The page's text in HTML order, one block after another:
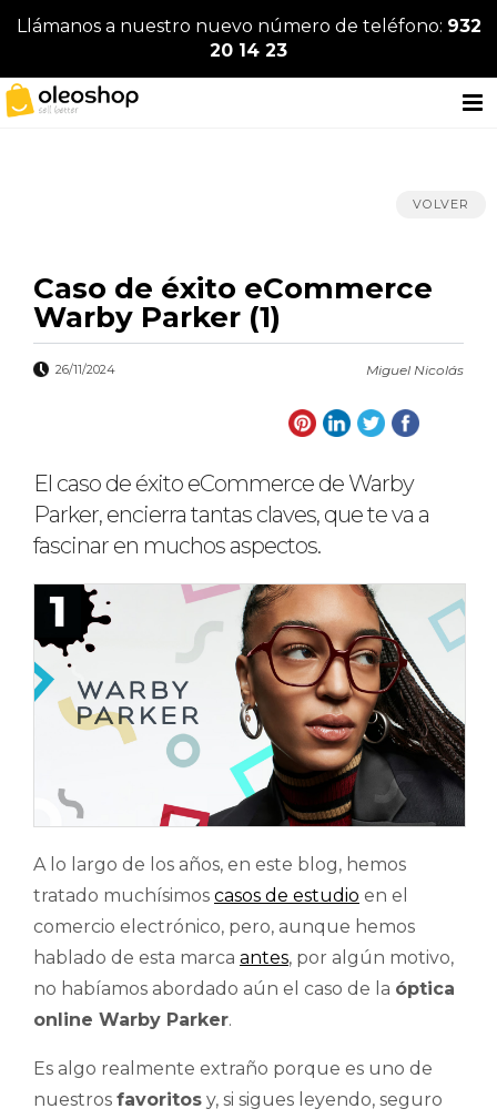
Llámanos a nuestro nuevo número de teléfono: 932
20 14 23
VOLVER
Caso de éxito eCommerce
Warby Parker (1)
Miguel Nicolás
26/11/2024
El caso de éxito eCommerce de Warby
Parker, encierra tantas claves, que te va a
fascinar en muchos aspectos.
A lo largo de los años, en este blog, hemos
tratado muchísimos casos de estudio en el
comercio electrónico, pero, aunque hemos
hablado de esta marca antes, por algún motivo,
no habíamos abordado aún el caso de la óptica
online Warby Parker.
Es algo realmente extraño porque es uno de
nuestros favoritos y, si sigues leyendo, seguro